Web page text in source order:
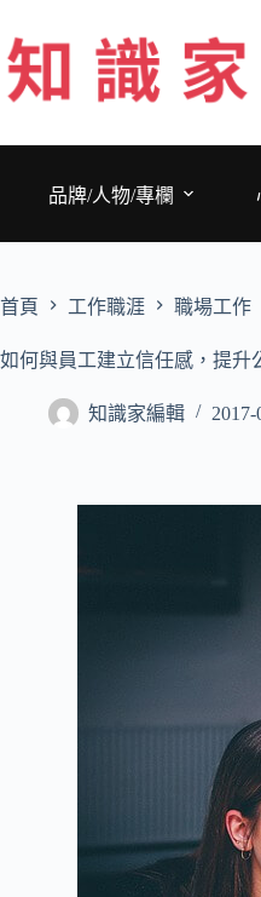
至
主
要
品牌/人物/專欄
首頁 工作職涯 職場工作
如何與員工建立信任感，提升
知識家編輯 2017-